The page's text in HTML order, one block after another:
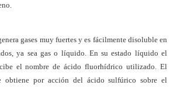
gases muy fuertes y es fácilmente disoluble en
ya sea gas o líquido. En su estado líquido el
el nombre de ácido fluorhídrico utilizado. El
obtiene por acción del ácido sulfúrico sobre el